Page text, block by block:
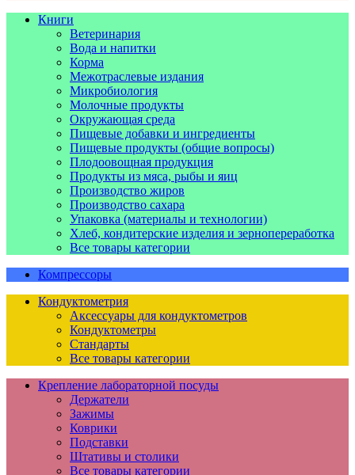
Книги
Ветеринария
Вода и напитки
Корма
Межотраслевые издания
Микробиология
Молочные продукты
Окружающая среда
Пищевые добавки и ингредиенты
Пищевые продукты (общие вопросы)
Плодоовощная продукция
Продукты из мяса, рыбы и яиц
Производство жиров
Производство сахара
Упаковка (материалы и технологии)
Хлеб, кондитерские изделия и зернопереработка
Все товары категории
Компрессоры
Кондуктометрия
Аксессуары для кондуктометров
Кондуктометры
Стандарты
Все товары категории
Крепление лабораторной посуды
Держатели
Зажимы
Коврики
Подставки
Штативы и столики
Все товары категории